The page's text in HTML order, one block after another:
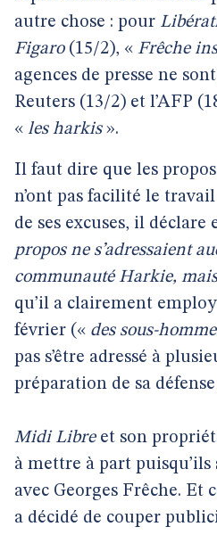
autre chose : pour
Figaro(15/2), « Frêche
agences de presse ne
Reuters (13/2) et l’AFP
« les harkis».
Il faut dire que les
n’ont pas facilité le
de ses excuses, il déclare
propos ne s’adressaient
communauté Harkie,
qu’il a clairement
février (« des sous-
pas s’être adressé à
préparation de sa
Midi Libreet son
à mettre à part
avec Georges Frêche. Et
a décidé de couper